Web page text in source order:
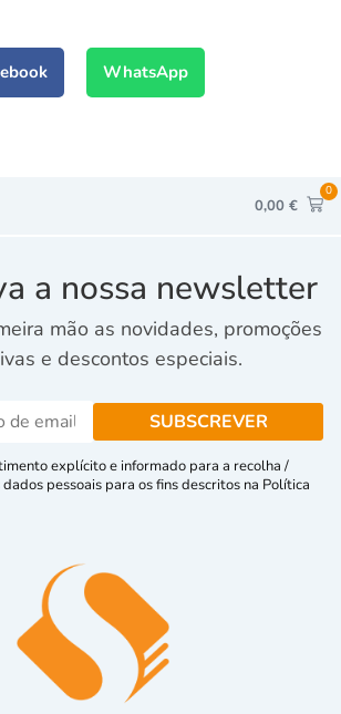
WhatsApp
0,00 €
0
a nossa newsletter
mão as novidades, promoções
e descontos especiais.
explícito e informado para a recolha /
pessoais para os fins descritos na Política